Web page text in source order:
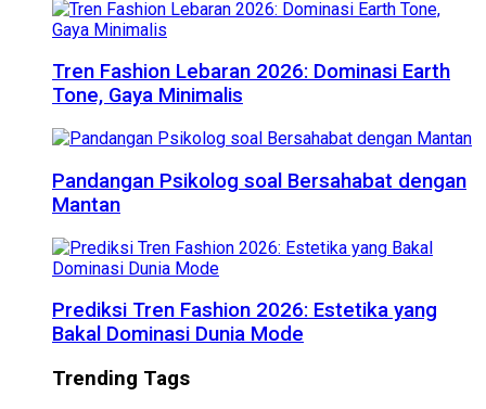
Tren Fashion Lebaran 2026: Dominasi Earth
Tone, Gaya Minimalis
Pandangan Psikolog soal Bersahabat dengan
Mantan
Prediksi Tren Fashion 2026: Estetika yang
Bakal Dominasi Dunia Mode
Trending Tags